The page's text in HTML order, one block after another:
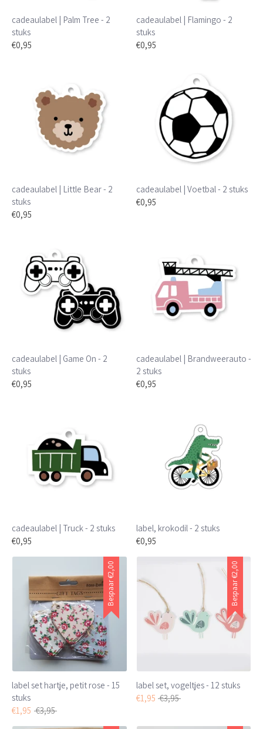
cadeaulabel | Palm Tree - 2
stuks
€0,95
cadeaulabel | Flamingo - 2
stuks
€0,95
cadeaulabel | Little Bear - 2
stuks
€0,95
cadeaulabel | Voetbal - 2 stuks
€0,95
cadeaulabel | Game On - 2
stuks
€0,95
cadeaulabel | Brandweerauto -
2 stuks
€0,95
cadeaulabel | Truck - 2 stuks
€0,95
label, krokodil - 2 stuks
€0,95
Bespaar
€2,00
label set hartje, petit rose - 15
stuks
€1,95 Normale
€3,95
Bespaar
€2,00
label set, vogeltjes - 12 stuks
€1,95 Normale
€3,95